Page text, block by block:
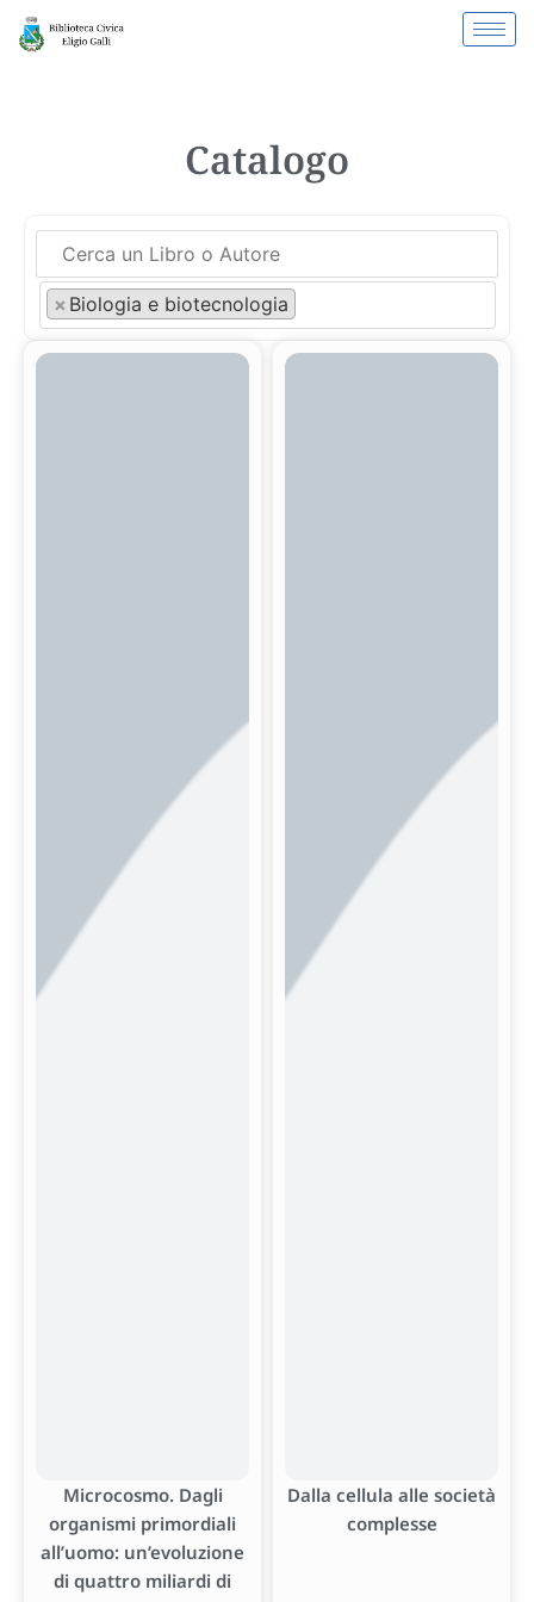
Catalogo
× Biologia e biotecnologia
Microcosmo. Dagli
organismi primordiali
all’uomo: un’evoluzione
di quattro miliardi di
Dalla cellula alle società
complesse